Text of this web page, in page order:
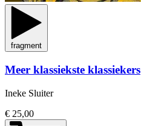
fragment
Meer klassiekste klassiekers
Ineke Sluiter
€ 25,00